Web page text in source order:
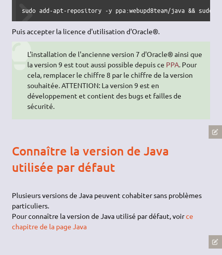
sudo add-apt-repository -y ppa:webupd8team/java &&
Puis accepter la licence d'utilisation d'Oracle®.
L'installation de l'ancienne version 7 d'Oracle® ainsi que
la version 9 est tout aussi possible depuis ce PPA. Pour
cela, remplacer le chiffre 8 par le chiffre de la version
souhaitée. ATTENTION: La version 9 est en
développement et contient des bugs et failles de
sécurité.
Connaître la version de Java
utilisée par défaut
Plusieurs versions de Java peuvent cohabiter sans problèmes
particuliers.
Pour connaître la version de Java utilisé par défaut, voirce
chapitre de la page Java